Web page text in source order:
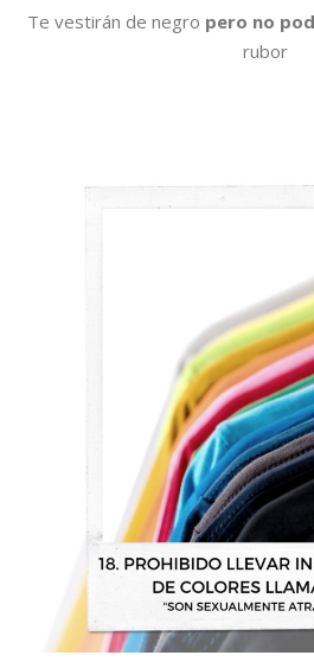
Te vestirán de negro pero no
rubor